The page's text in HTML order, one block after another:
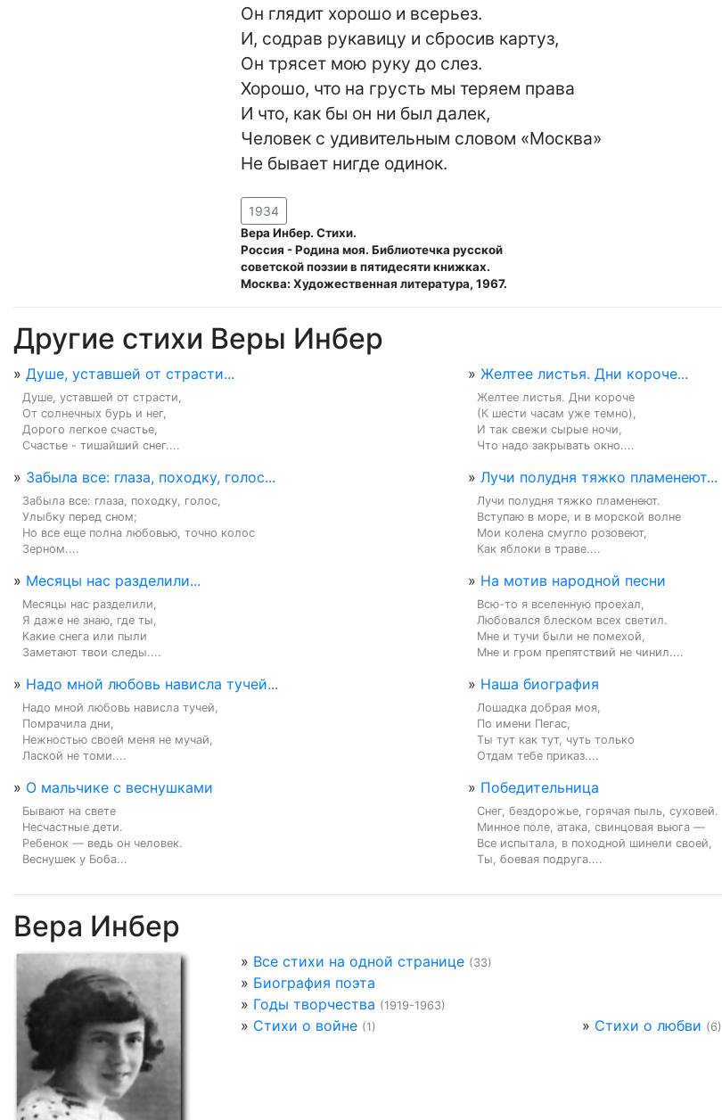
Он глядит хорошо и всерьез.
И, содрав рукавицу и сбросив картуз,
Он трясет мою руку до слез.
Хорошо, что на грусть мы теряем права
И что, как бы он ни был далек,
Человек с удивительным словом «Москва»
Не бывает нигде одинок.
1934
Вера Инбер. Стихи.
Россия - Родина моя. Библиотечка русской
советской поэзии в пятидесяти книжках.
Москва: Художественная литература, 1967.
Другие стихи Веры Инбер
» Душе, уставшей от страсти...
Душе, уставшей от страсти,
От солнечных бурь и нег,
Дорого легкое счастье,
Счастье - тишайший снег....
» Желтее листья. Дни короче...
Желтее листья. Дни короче
(К шести часам уже темно),
И так свежи сырые ночи,
Что надо закрывать окно....
» Забыла все: глаза, походку, голос...
Забыла все: глаза, походку, голос,
Улыбку перед сном;
Но все еще полна любовью, точно колос
Зерном....
» Лучи полудня тяжко пламенеют...
Лучи полудня тяжко пламенеют.
Вступаю в море, и в морской волне
Мои колена смугло розовеют,
Как яблоки в траве....
» Месяцы нас разделили...
Месяцы нас разделили,
Я даже не знаю, где ты,
Какие снега или пыли
Заметают твои следы....
» На мотив народной песни
Всю-то я вселенную проехал,
Любовался блеском всех светил.
Мне и тучи были не помехой,
Мне и гром препятствий не чинил....
» Надо мной любовь нависла тучей...
Надо мной любовь нависла тучей,
Помрачила дни,
Нежностью своей меня не мучай,
Лаской не томи....
» Наша биография
Лошадка добрая моя,
По имени Пегас,
Ты тут как тут, чуть только
Отдам тебе приказ....
» О мальчике с веснушками
Бывают на свете
Несчастные дети.
Ребенок — ведь он человек.
Веснушек у Боба...
» Победительница
Снег, бездорожье, горячая пыль, суховей.
Минное поле, атака, свинцовая вьюга —
Все испытала, в походной шинели своей,
Ты, боевая подруга....
Вера Инбер
» Все стихи на одной странице (33)
» Биография поэта
» Годы творчества (1919-1963)
» Стихи о войне (1) » Стихи о любви (6)